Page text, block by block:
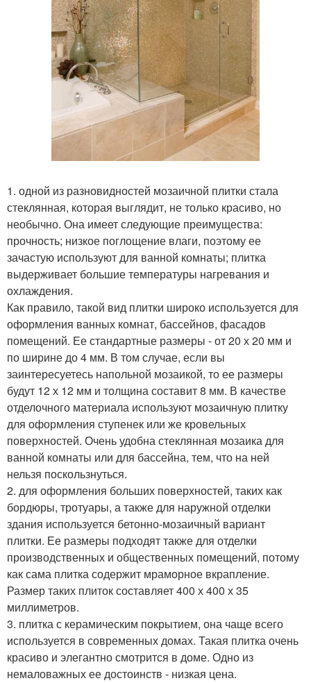
1. одной из разновидностей мозаичной плитки стала
стеклянная, которая выглядит, не только красиво, но
необычно. Она имеет следующие преимущества:
прочность; низкое поглощение влаги, поэтому ее
зачастую используют для ванной комнаты; плитка
выдерживает большие температуры нагревания и
охлаждения.
Как правило, такой вид плитки широко используется для
оформления ванных комнат, бассейнов, фасадов
помещений. Ее стандартные размеры - от 20 х 20 мм и
по ширине до 4 мм. В том случае, если вы
заинтересуетесь напольной мозаикой, то ее размеры
будут 12 х 12 мм и толщина составит 8 мм. В качестве
отделочного материала используют мозаичную плитку
для оформления ступенек или же кровельных
поверхностей. Очень удобна стеклянная мозаика для
ванной комнаты или для бассейна, тем, что на ней
нельзя поскользнуться.
2. для оформления больших поверхностей, таких как
бордюры, тротуары, а также для наружной отделки
здания используется бетонно-мозаичный вариант
плитки. Ее размеры подходят также для отделки
производственных и общественных помещений, потому
как сама плитка содержит мраморное вкрапление.
Размер таких плиток составляет 400 х 400 х 35
миллиметров.
3. плитка с керамическим покрытием, она чаще всего
используется в современных домах. Такая плитка очень
красиво и элегантно смотрится в доме. Одно из
немаловажных ее достоинств - низкая цена.